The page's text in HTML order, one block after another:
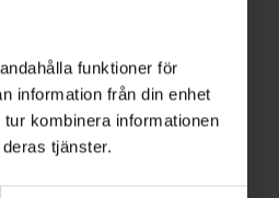
funktioner för
information från din enhet
kombinera informationen
tjänster.